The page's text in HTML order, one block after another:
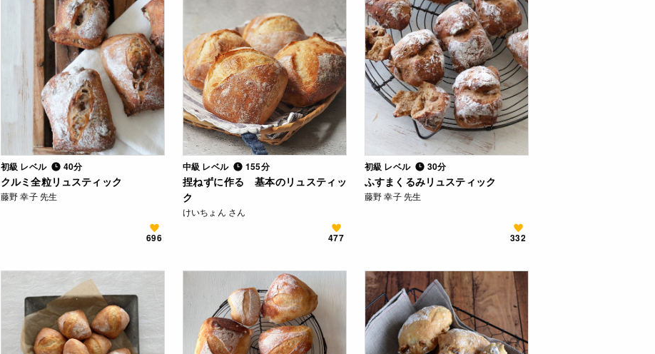
初級 レベル 40分
クルミ全粒リュスティック
藤野 幸子 先生
696
中級 レベル 155分
捏ねずに作る 基本のリュスティッ
ク
けいちょん さん
477
初級 レベル 30分
ふすまくるみリュスティック
藤野 幸子 先生
332